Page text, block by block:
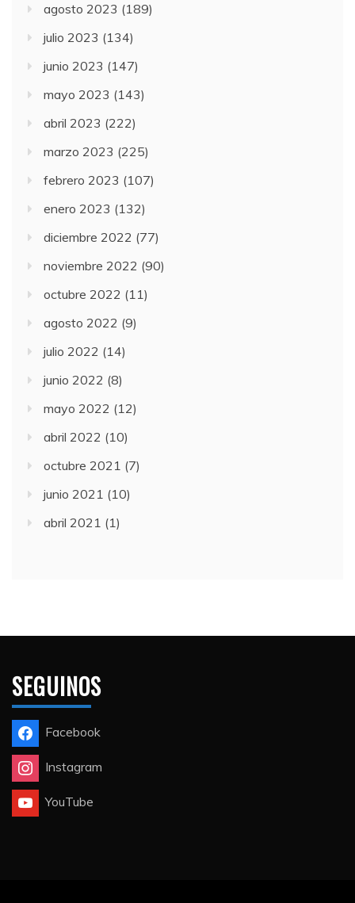
agosto 2023 (189)
julio 2023 (134)
junio 2023 (147)
mayo 2023 (143)
abril 2023 (222)
marzo 2023 (225)
febrero 2023 (107)
enero 2023 (132)
diciembre 2022 (77)
noviembre 2022 (90)
octubre 2022 (11)
agosto 2022 (9)
julio 2022 (14)
junio 2022 (8)
mayo 2022 (12)
abril 2022 (10)
octubre 2021 (7)
junio 2021 (10)
abril 2021 (1)
SEGUINOS
Facebook
Instagram
YouTube